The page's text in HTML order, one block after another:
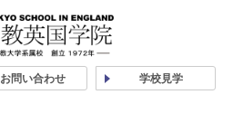
お問い合わせ 学校見学